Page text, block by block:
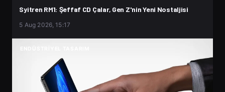
Syitren RM1: Şeffaf CD Çalar, Gen Z'nin Yeni Nostaljisi
5 Aug 2026, 15:17